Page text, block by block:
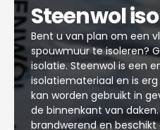
Collectie:
Steenwol
Bent u van plan om een
spouwmuur te isoleren?
isolatie. Steenwol is een
isolatiemateriaal en is
kan worden gebruikt in
de binnenkant van
brandwerend en